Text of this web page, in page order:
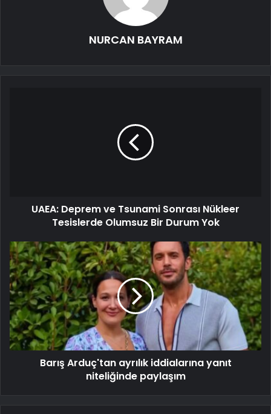
NURCAN BAYRAM
UAEA: Deprem ve Tsunami Sonrası Nükleer
Tesislerde Olumsuz Bir Durum Yok
Barış Arduç'tan ayrılık iddialarına yanıt
niteliğinde paylaşım